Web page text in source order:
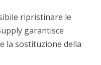
ripristinare le
garantisce
la sostituzione della